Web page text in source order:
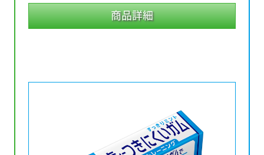
商品詳細